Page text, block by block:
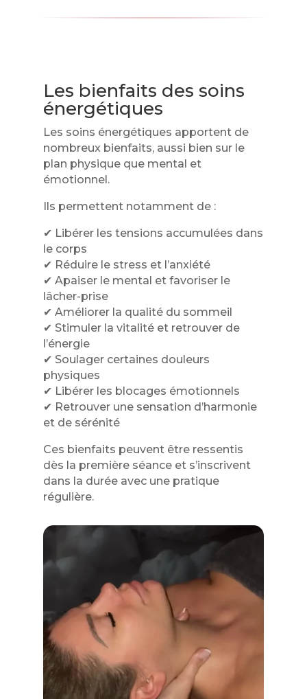
Les bienfaits des soins
énergétiques
Les soins énergétiques apportent de
nombreux bienfaits, aussi bien sur le
plan physique que mental et
émotionnel.
Ils permettent notamment de :
✔ Libérer les tensions accumulées dans
le corps
✔ Réduire le stress et l’anxiété
✔ Apaiser le mental et favoriser le
lâcher-prise
✔ Améliorer la qualité du sommeil
✔ Stimuler la vitalité et retrouver de
l’énergie
✔ Soulager certaines douleurs
physiques
✔ Libérer les blocages émotionnels
✔ Retrouver une sensation d’harmonie
et de sérénité
Ces bienfaits peuvent être ressentis
dès la première séance et s’inscrivent
dans la durée avec une pratique
régulière.